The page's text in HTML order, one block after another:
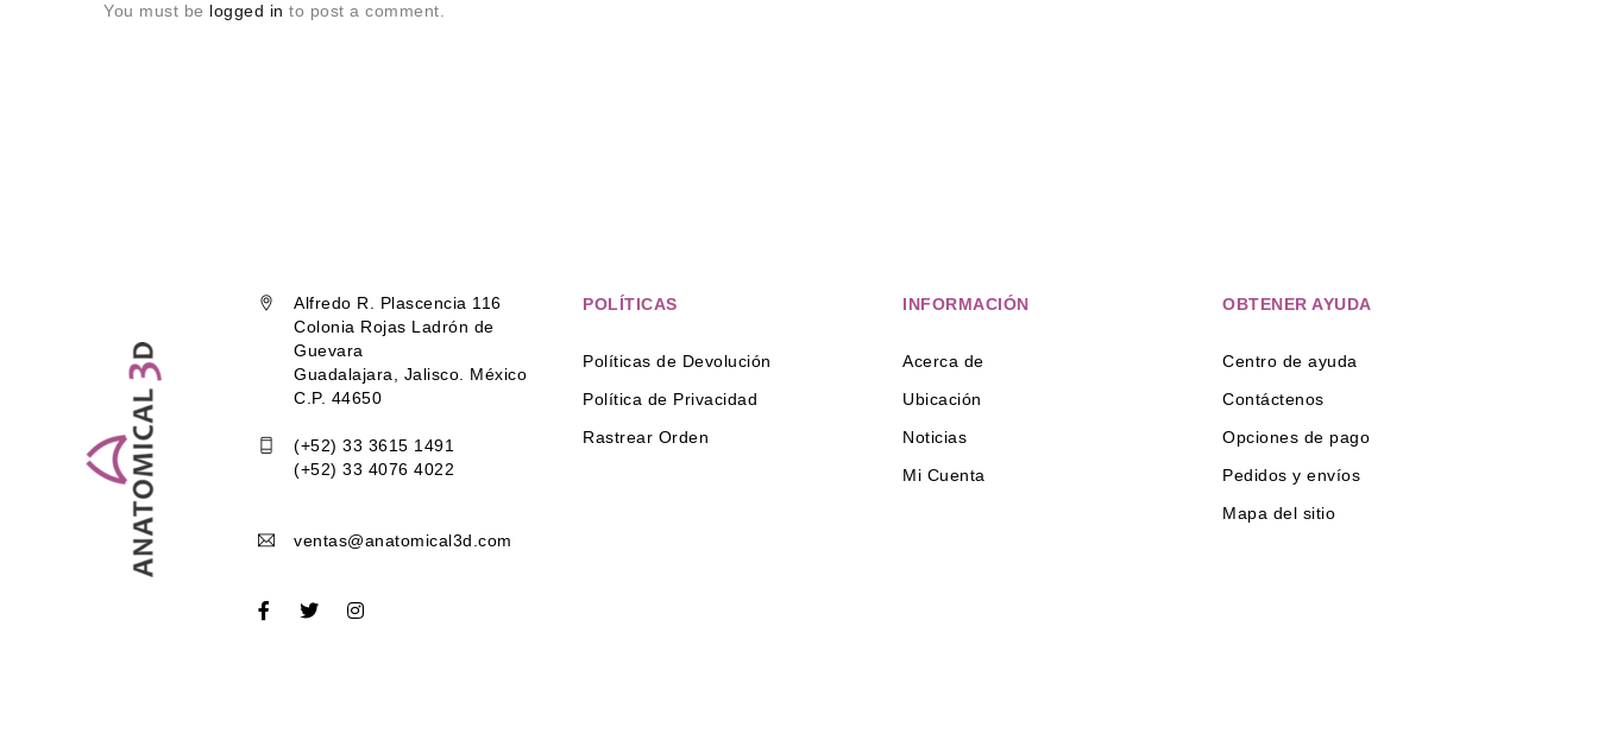
You must be logged in to post a comment.
Alfredo R. Plascencia 116
Colonia Rojas Ladrón de
Guevara
Guadalajara, Jalisco. México
C.P. 44650
(+52) 33 3615 1491
(+52) 33 4076 4022
ventas@anatomical3d.com
POLÍTICAS
Políticas de Devolución
Política de Privacidad
Rastrear Orden
INFORMACIÓN
Acerca de
Ubicación
Noticias
Mi Cuenta
OBTENER AYUDA
Centro de ayuda
Contáctenos
Opciones de pago
Pedidos y envíos
Mapa del sitio